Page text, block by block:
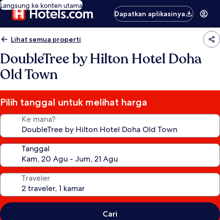
Langsung ke konten utama
Dapatkan aplikasinya
Lihat semua properti
DoubleTree by Hilton Hotel Doha
Old Town
Pilih tanggal untuk melihat harga
Ke mana?
Tanggal
Traveler
Cari